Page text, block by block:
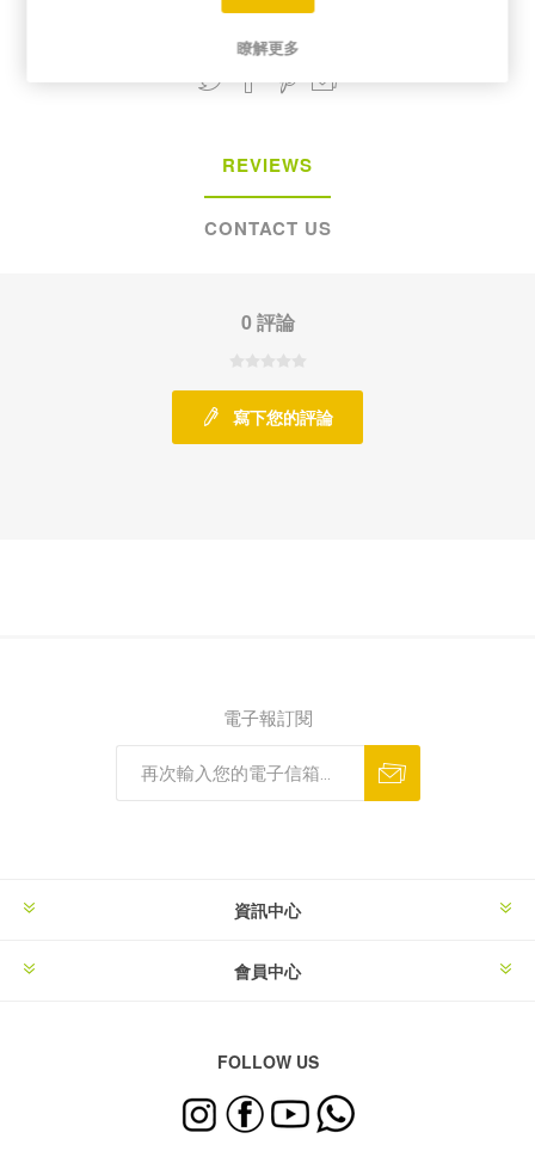
REVIEWS
CONTACT US
0 評論
寫下您的評論
電子報訂閱
資訊中心
會員中心
FOLLOW US
瞭解更多